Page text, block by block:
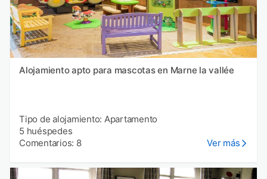
Alojamiento apto para mascotas en Marne la vallée
Tipo de alojamiento: Apartamento
5 huéspedes
Comentarios: 8
Ver más